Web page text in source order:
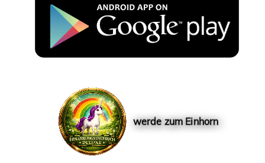
werde zum Einhorn